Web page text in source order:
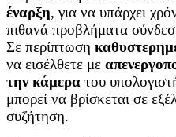
έναρξη, για να υπάρχει
πιθανά προβλήματα
Σε περίπτωση
να εισέλθετε με
την κάμερα του
μπορεί να βρίσκεται σε
συζήτηση.